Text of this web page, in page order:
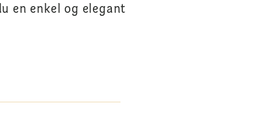
en enkel og elegant